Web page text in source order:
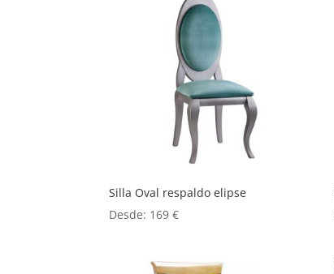
Silla Oval respaldo elipse
Desde: 169€